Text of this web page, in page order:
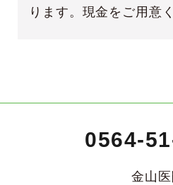
ります。現金をご用意
0564-
金山